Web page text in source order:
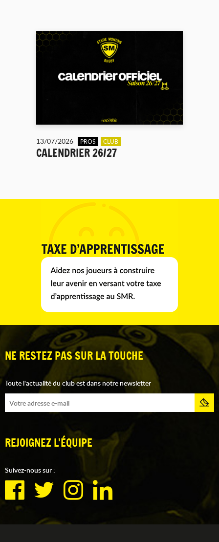
13/07/2026 PROS CLUB
CALENDRIER 26/27
NE RESTEZ PAS SUR LA TOUCHE
Toute l'actualité du club est dans notre newsletter
REJOIGNEZ L'ÉQUIPE
Suivez-nous sur :